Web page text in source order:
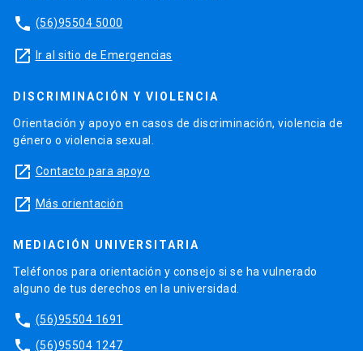
phone (56)95504 5000
launch Ir al sitio de Emergencias
DISCRIMINACIÓN Y VIOLENCIA
Orientación y apoyo en casos de discriminación, violencia de
género o violencia sexual.
launch Contacto para apoyo
launch Más orientación
MEDIACIÓN UNIVERSITARIA
Teléfonos para orientación y consejo si se ha vulnerado
alguno de tus derechos en la universidad.
phone (56)95504 1691
phone (56)95504 1247